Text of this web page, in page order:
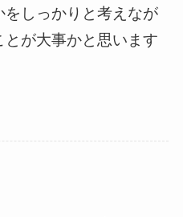
をしっかりと考えなが
とが大事かと思います